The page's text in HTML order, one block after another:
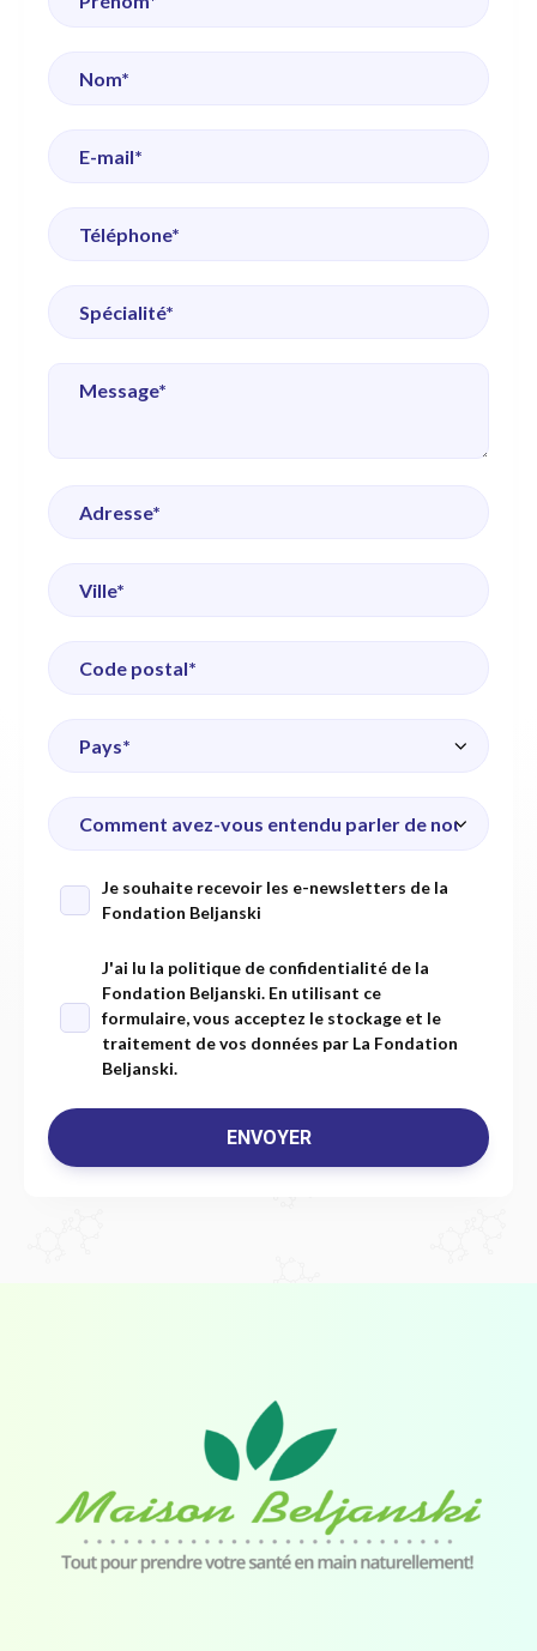
Je souhaite recevoir les e-newsletters de la
Fondation Beljanski
J'ai lu la politique de confidentialité de la
Fondation Beljanski. En utilisant ce
formulaire, vous acceptez le stockage et le
traitement de vos données par La Fondation
Beljanski.